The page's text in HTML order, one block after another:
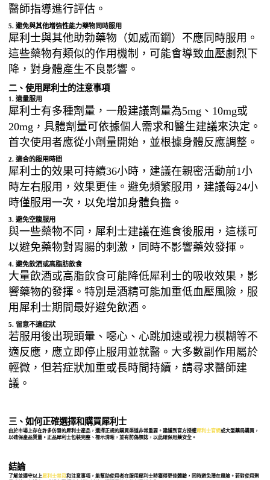
醫師指導進行評估。
5. 避免與其他增強性能力藥物同時服用
犀利士與其他助勃藥物（如威而鋼）不應同時服用。
這些藥物有類似的作用機制，可能會導致血壓劇烈下
降，對身體產生不良影響。
二、使用犀利士的注意事項
1. 適量服用
犀利士有多種劑量，一般建議劑量為5mg、10mg或
20mg，具體劑量可依據個人需求和醫生建議來決定。
首次使用者應從小劑量開始，並根據身體反應調整。
2. 適合的服用時間
犀利士的效果可持續36小時，建議在親密活動前1小
時左右服用，效果更佳。避免頻繁服用，建議每24小
時僅服用一次，以免增加身體負擔。
3. 避免空腹服用
與一些藥物不同，犀利士建議在進食後服用，這樣可
以避免藥物對胃腸的刺激，同時不影響藥效發揮。
4. 避免飲酒或高脂肪飲食
大量飲酒或高脂飲食可能降低犀利士的吸收效果，影
響藥物的發揮。特別是酒精可能加重低血壓風險，服
用犀利士期間最好避免飲酒。
5. 留意不適症狀
若服用後出現頭暈、噁心、心跳加速或視力模糊等不
適反應，應立即停止服用並就醫。大多數副作用屬於
輕微，但若症狀加重或長時間持續，請尋求醫師建
議。
三、如何正確選擇和購買犀利士
由於市場上存在許多仿冒的犀利士產品，選擇正規的購買渠道非常重要。建議到官方授權犀利士官網或大型藥局購買，
以確保產品質量。正品犀利士包裝完整、標示清晰，並有防偽標誌，以此確保用藥安全。
結論
了解並遵守以上犀利士禁忌和注意事項，能幫助使用者在服用犀利士時獲得更佳體驗，同時避免潛在風險。若對使用劑